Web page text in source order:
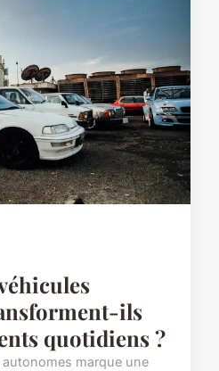
ils
quotidiens ?
marque une